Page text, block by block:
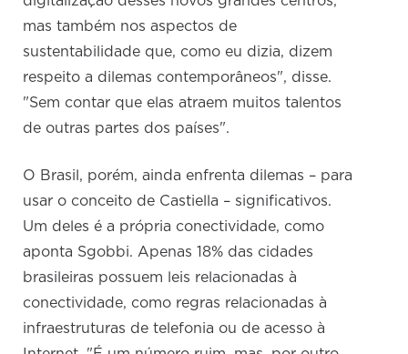
mas também nos aspectos de
sustentabilidade que, como eu dizia, dizem
respeito a dilemas contemporâneos", disse.
"Sem contar que elas atraem muitos talentos
de outras partes dos países".
O Brasil, porém, ainda enfrenta dilemas – para
usar o conceito de Castiella – significativos.
Um deles é a própria conectividade, como
aponta Sgobbi. Apenas 18% das cidades
brasileiras possuem leis relacionadas à
conectividade, como regras relacionadas à
infraestruturas de telefonia ou de acesso à